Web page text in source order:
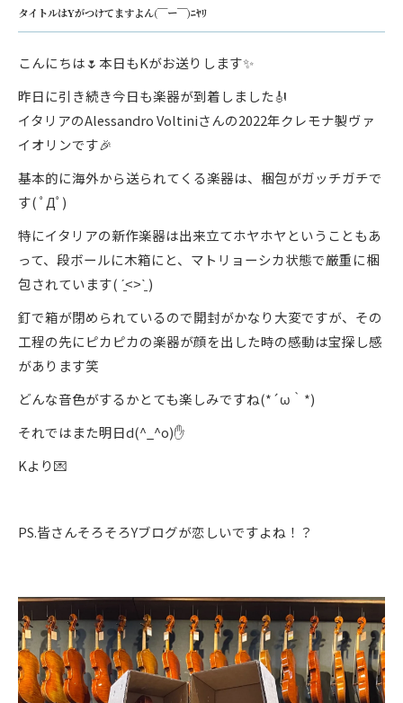
タイトルはYがつけてますよん(￣ー￣)ﾆﾔﾘ
こんにちは🌷本日もKがお送りします✨
昨日に引き続き今日も楽器が到着しました🎻
イタリアのAlessandro Voltiniさんの2022年クレモナ製ヴァ
イオリンです🎉
基本的に海外から送られてくる楽器は、梱包がガッチガチで
す( ﾟДﾟ)
特にイタリアの新作楽器は出来立てホヤホヤということもあ
って、段ボールに木箱にと、マトリョーシカ状態で厳重に梱
包されています( ˊ̱˂˃ˋ̱ )
釘で箱が閉められているので開封がかなり大変ですが、その
工程の先にピカピカの楽器が顔を出した時の感動は宝探し感
があります笑
どんな音色がするかとても楽しみですね(*´ω｀*)
それではまた明日d(^_^o)✋
Kより💌
PS.皆さんそろそろYブログが恋しいですよね！？